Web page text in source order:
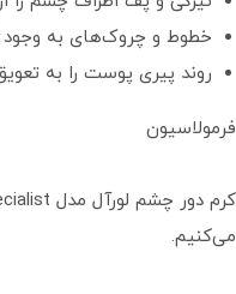
خطوط و چروک‌های به وجود
روند پیری پوست را به
فرمولاسیون
می‌کنیم.